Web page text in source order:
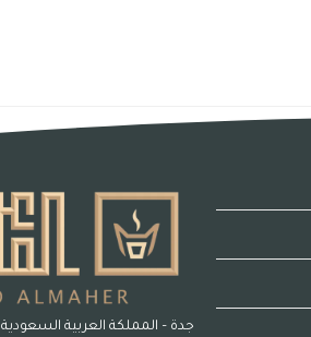
جدة – المملكة العربية السعودية